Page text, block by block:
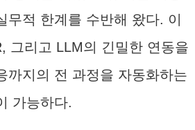
무적 한계를 수반해 왔다. 이
그리고 LLM의 긴밀한 연동을
까지의 전 과정을 자동화하는
가능하다.